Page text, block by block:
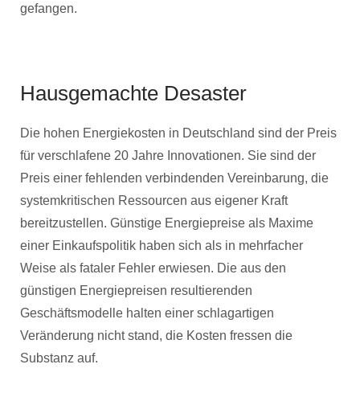
gefangen.
Hausgemachte Desaster
Die hohen Energiekosten in Deutschland sind der Preis
für verschlafene 20 Jahre Innovationen. Sie sind der
Preis einer fehlenden verbindenden Vereinbarung, die
systemkritischen Ressourcen aus eigener Kraft
bereitzustellen. Günstige Energiepreise als Maxime
einer Einkaufspolitik haben sich als in mehrfacher
Weise als fataler Fehler erwiesen. Die aus den
günstigen Energiepreisen resultierenden
Geschäftsmodelle halten einer schlagartigen
Veränderung nicht stand, die Kosten fressen die
Substanz auf.